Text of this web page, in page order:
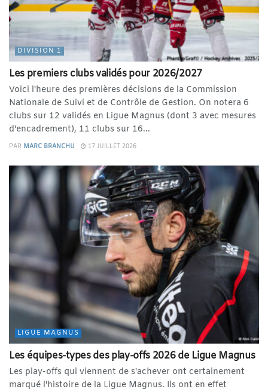
DIVISION 1
Les premiers clubs validés pour 2026/2027
Voici l'heure des premières décisions de la Commission
Nationale de Suivi et de Contrôle de Gestion. On notera 6
clubs sur 12 validés en Ligue Magnus (dont 3 avec mesures
d'encadrement), 11 clubs sur 16...
PAR MARC BRANCHU 17 JUILLET 2026
LIGUE MAGNUS
Les équipes-types des play-offs 2026 de Ligue Magnus
Les play-offs qui viennent de s'achever ont certainement
marqué l'histoire de la Ligue Magnus. Ils ont en effet